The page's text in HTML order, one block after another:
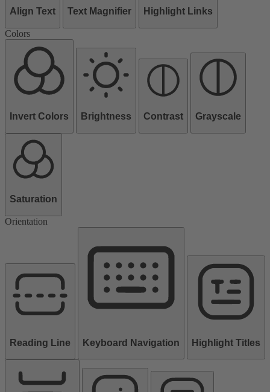
Align Text Text Magnifier Highlight Links
Colors
Invert Colors Brightness Contrast Grayscale
Saturation
Orientation
Reading Line Keyboard Navigation Highlight Titles